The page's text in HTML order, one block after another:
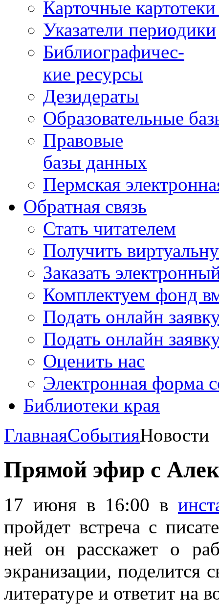
Карточные
Указатели периодики
Библиографичес-
кие ресурсы
Дезидераты
Образовательные
Правовые
базы данных
Пермская
Обратная связь
Стать читателем
Получить
Заказать
Комплектуем фонд
Подать онлайн
Подать онлайн
Оценить нас
Электронная форма
Библиотеки края
ГлавнаяСобытияНовости
Прямой эфир с
17 июня в 16:00 в
пройдет встреча с
ней он расскажет о
экранизации,
литературе и ответит на